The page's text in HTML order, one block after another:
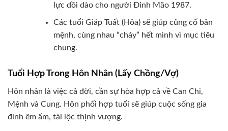
lực dồi dào cho người Đinh Mão 1987.
Các tuổi Giáp Tuất (Hỏa) sẽ giúp củng cố bản
mệnh, cùng nhau “cháy” hết mình vì mục tiêu
chung.
Tuổi Hợp Trong Hôn Nhân (Lấy Chồng/Vợ)
Hôn nhân là việc cả đời, cần sự hòa hợp cả về Can Chi,
Mệnh và Cung. Hôn phối hợp tuổi sẽ giúp cuộc sống gia
đình êm ấm, tài lộc thịnh vượng.